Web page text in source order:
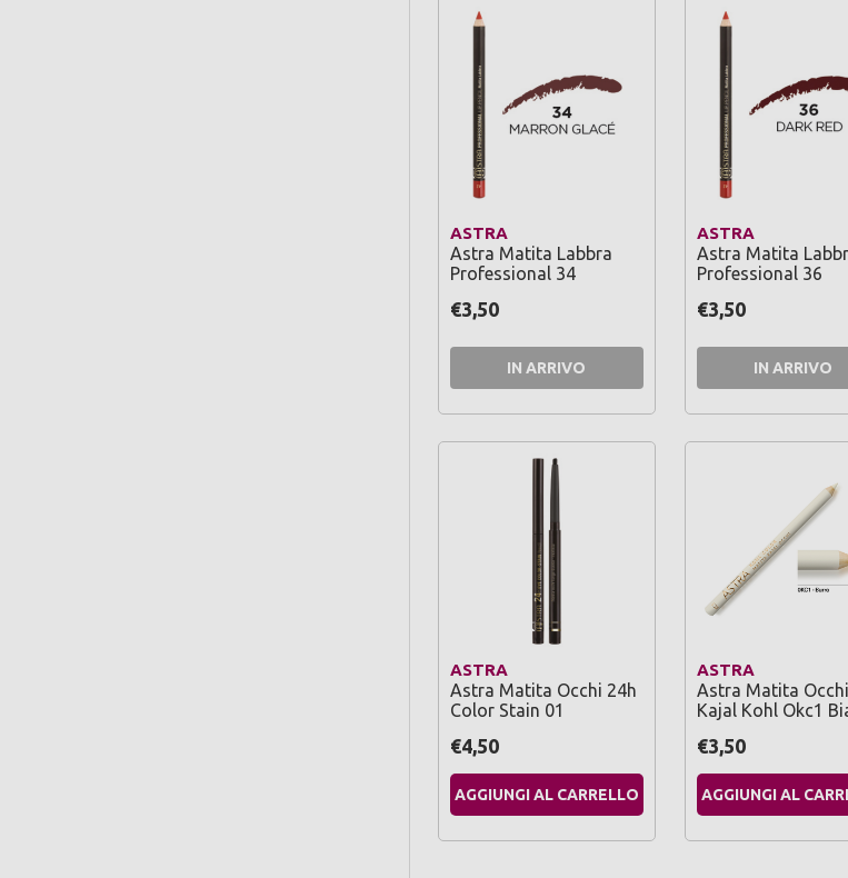
ASTRA
Astra Matita Labbra
Professional 34
€3,50
IN ARRIVO
ASTRA
Astra Matita
Professional 36
€3,50
IN ARRIVO
ASTRA
Astra Matita Occhi 24h
Color Stain 01
€4,50
AGGIUNGI AL CARRELLO
ASTRA
Astra Matita Occhi
Kajal Kohl Okc1
€3,50
AGGIUNGI AL